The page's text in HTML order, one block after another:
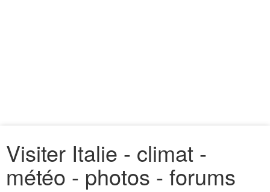
Visiter Italie - climat -
météo - photos - forums